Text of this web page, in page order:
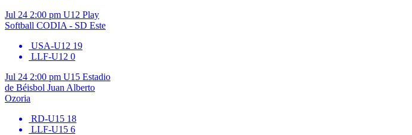
Jul 24 2:00 pm U12 Play
Softball CODIA - SD Este
USA-U12 19
LLF-U12 0
Jul 24 2:00 pm U15 Estadio
de Béisbol Juan Alberto
Ozoria
RD-U15 18
LLF-U15 6